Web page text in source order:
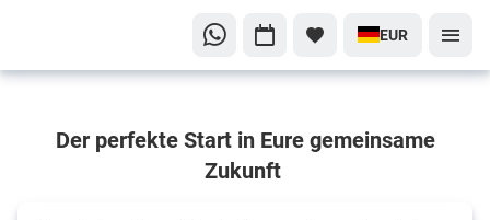
EUR
Sie Ihren
Der perfekte Start in Eure gemeinsame
Zukunft